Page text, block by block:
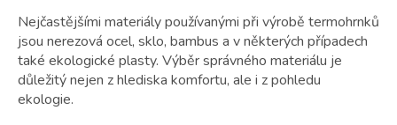
Nejčastějšími materiály používanými při výrobě termohrnků
jsou nerezová ocel, sklo, bambus a v některých případech
také ekologické plasty. Výběr správného materiálu je
důležitý nejen z hlediska komfortu, ale i z pohledu
ekologie.